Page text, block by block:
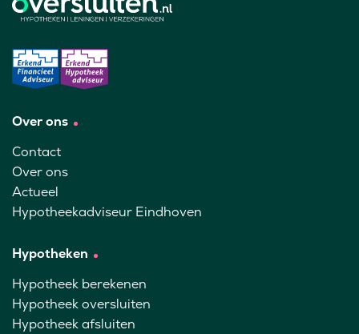
Over ons
Contact
Over ons
Actueel
Hypotheekadviseur Eindhoven
Hypotheken
Hypotheek berekenen
Hypotheek oversluiten
Hypotheek afsluiten